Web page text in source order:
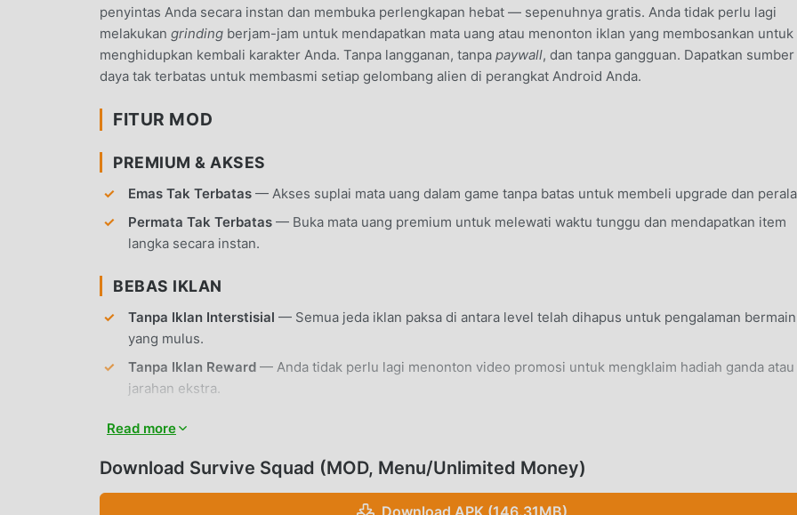
penyintas Anda secara instan dan membuka perlengkapan hebat — sepenuhnya gratis. Anda tidak perlu lagi
melakukan grinding berjam-jam untuk mendapatkan mata uang atau menonton iklan yang membosankan untuk
menghidupkan kembali karakter Anda. Tanpa langganan, tanpa paywall, dan tanpa gangguan. Dapatkan sumber
daya tak terbatas untuk membasmi setiap gelombang alien di perangkat Android Anda.
FITUR MOD
PREMIUM & AKSES
Emas Tak Terbatas — Akses suplai mata uang dalam game tanpa batas untuk membeli upgrade dan
Permata Tak Terbatas — Buka mata uang premium untuk melewati waktu tunggu dan mendapatkan item
langka secara instan.
BEBAS IKLAN
Tanpa Iklan Interstisial — Semua jeda iklan paksa di antara level telah dihapus untuk pengalaman bermain
yang mulus.
Tanpa Iklan Reward — Anda tidak perlu lagi menonton video promosi untuk mengklaim hadiah ganda atau
jarahan ekstra.
FITUR GAME
Read more
Download Survive Squad (MOD, Menu/Unlimited Money)
Download APK (146.31MB)